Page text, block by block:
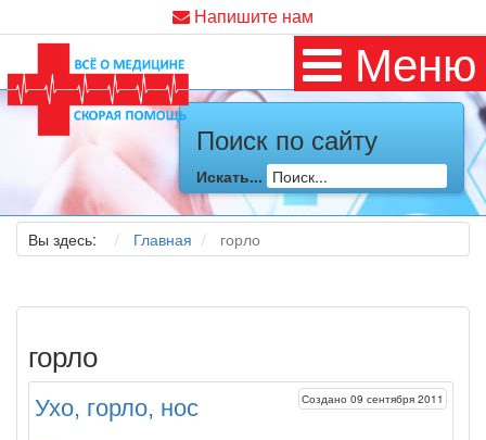
Напишите нам
Меню
Поиск по сайту
Искать...
Вы здесь: Главная горло
горло
Ухо, горло, нос Создано 09 сентября 2011